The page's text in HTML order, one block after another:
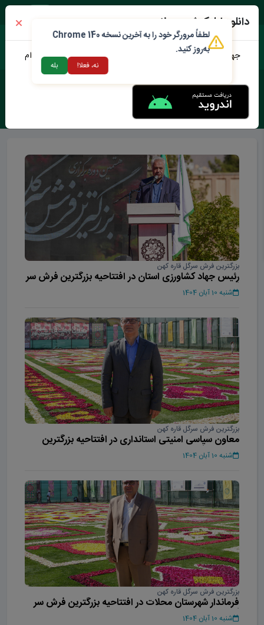
برچسب :
بزرگترین فرش سرگل قاره کهن
رئیس جهاد کشاورزی استان در افتتاحیه بزرگترین فرش سر
گل آسیا
شنبه 10 آبان 1404
بزرگترین فرش سرگل قاره کهن
معاون سیاسی امنیتی استانداری در افتتاحیه بزرگترین
فرش سر گل آسیا
شنبه 10 آبان 1404
بزرگترین فرش سرگل قاره کهن
فرماندار شهرستان محلات در افتتاحیه بزرگترین فرش سر
گل آسیا
شنبه 10 آبان 1404
دانلود اپلیکیشن محلات من
جهت دانلود نرم افزار محلات من می توانید از طریق لینک زیر اقدام
لطفاً مرورگر خود را به آخرین نسخه Chrome 140
به‌روز کنید.
نه، فعلا! بله